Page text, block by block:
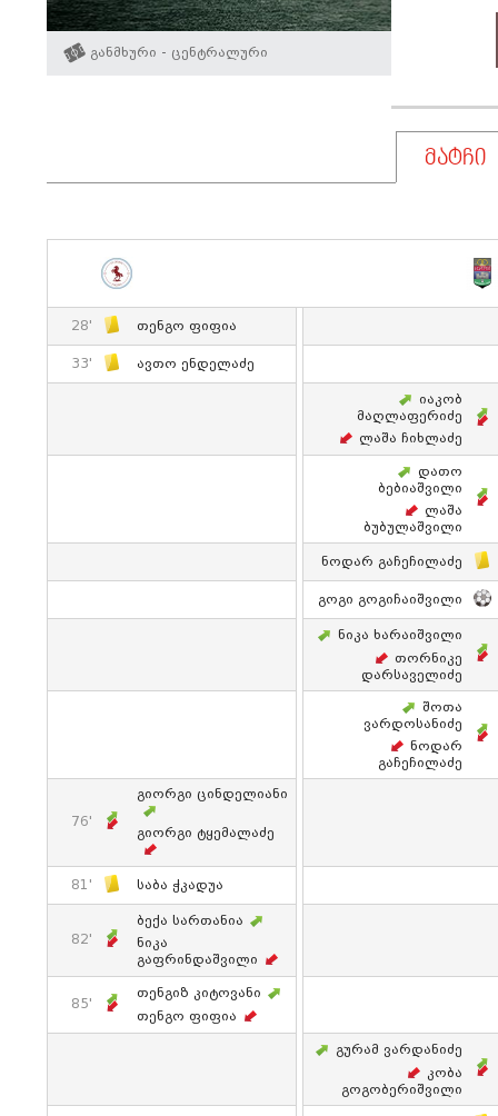
განმხური - ცენტრალური
მატჩი
28' Თენგო Ფიფია
33' Ავთო Ენდელაძე
Იაკობ
Მაღლაფერიძე
Ლაშა Ჩიხლაძე
Დათო
Ბებიაშვილი
Ლაშა
Ბუბულაშვილი
Ნოდარ Გაჩეჩილაძე
Გოგი Გოგიჩაიშვილი
Ნიკა Ხარაიშვილი
Თორნიკე
Დარსაველიძე
Შოთა
Ვარდოსანიძე
Ნოდარ
Გაჩეჩილაძე
76'
Გიორგი Ცინდელიანი
Გიორგი Ტყემალაძე
81' Საბა Ჭკადუა
82'
Ბექა Სართანია
Ნიკა
Გაფრინდაშვილი
85'
Თენგიზ Კიტოვანი
Თენგო Ფიფია
Გურამ Ვარდანიძე
Კობა
Გოგობერიშვილი